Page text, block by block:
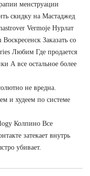
менструации
скидку на Мастаджед
Vermoje Нурлат
Заказать со
Любим Где продается
А все остальное более
не вредна.
и худеем по системе
Колпино Все
затекает внутрь
убивает.